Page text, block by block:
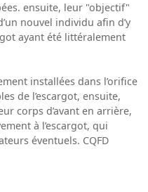
ensuite, leur "objectif"
nouvel individu afin d’y
ayant été littéralement
installées dans l’orifice
de l’escargot, ensuite,
corps d’avant en arrière,
à l’escargot, qui
éventuels. CQFD